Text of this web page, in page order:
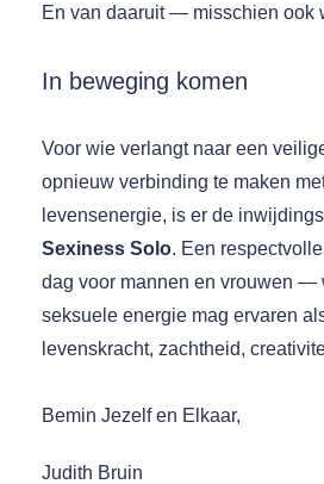
En van daaruit — misschien ook
In beweging komen
Voor wie verlangt naar een
opnieuw verbinding te maken
levensenergie, is er de
Sexiness Solo. Een
dag voor mannen en vrouwen —
seksuele energie mag ervaren
levenskracht, zachtheid,
Bemin Jezelf en Elkaar,
Judith Bruin